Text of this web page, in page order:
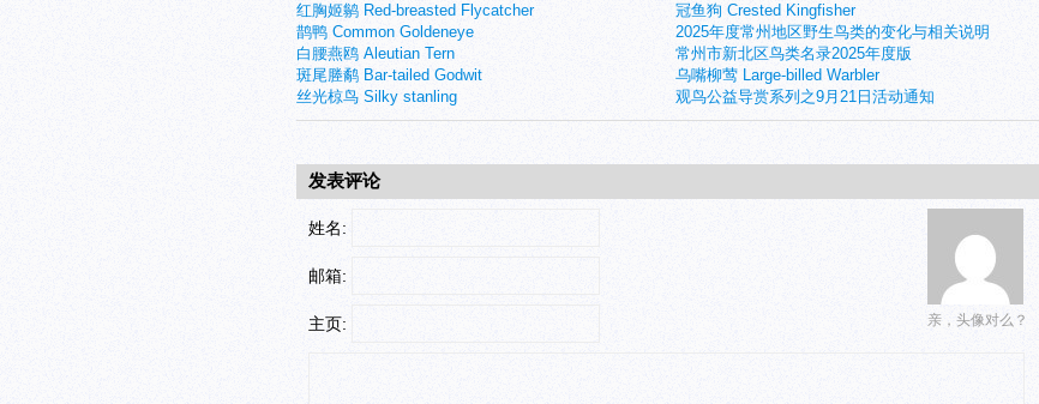
冠鱼狗 Crested Kingfisher
2025年度常州地区野生鸟类的变化与相关说明
常州市新北区鸟类名录2025年度版
乌嘴柳莺 Large-billed Warbler
观鸟公益导赏系列之9月21日活动通知
红胸姬鹟 Red-breasted Flycatcher
鹊鸭 Common Goldeneye
白腰燕鸥 Aleutian Tern
斑尾塍鹬 Bar-tailed Godwit
丝光椋鸟 Silky stanling
发表评论
亲，头像对么？
姓名:
邮箱:
主页: